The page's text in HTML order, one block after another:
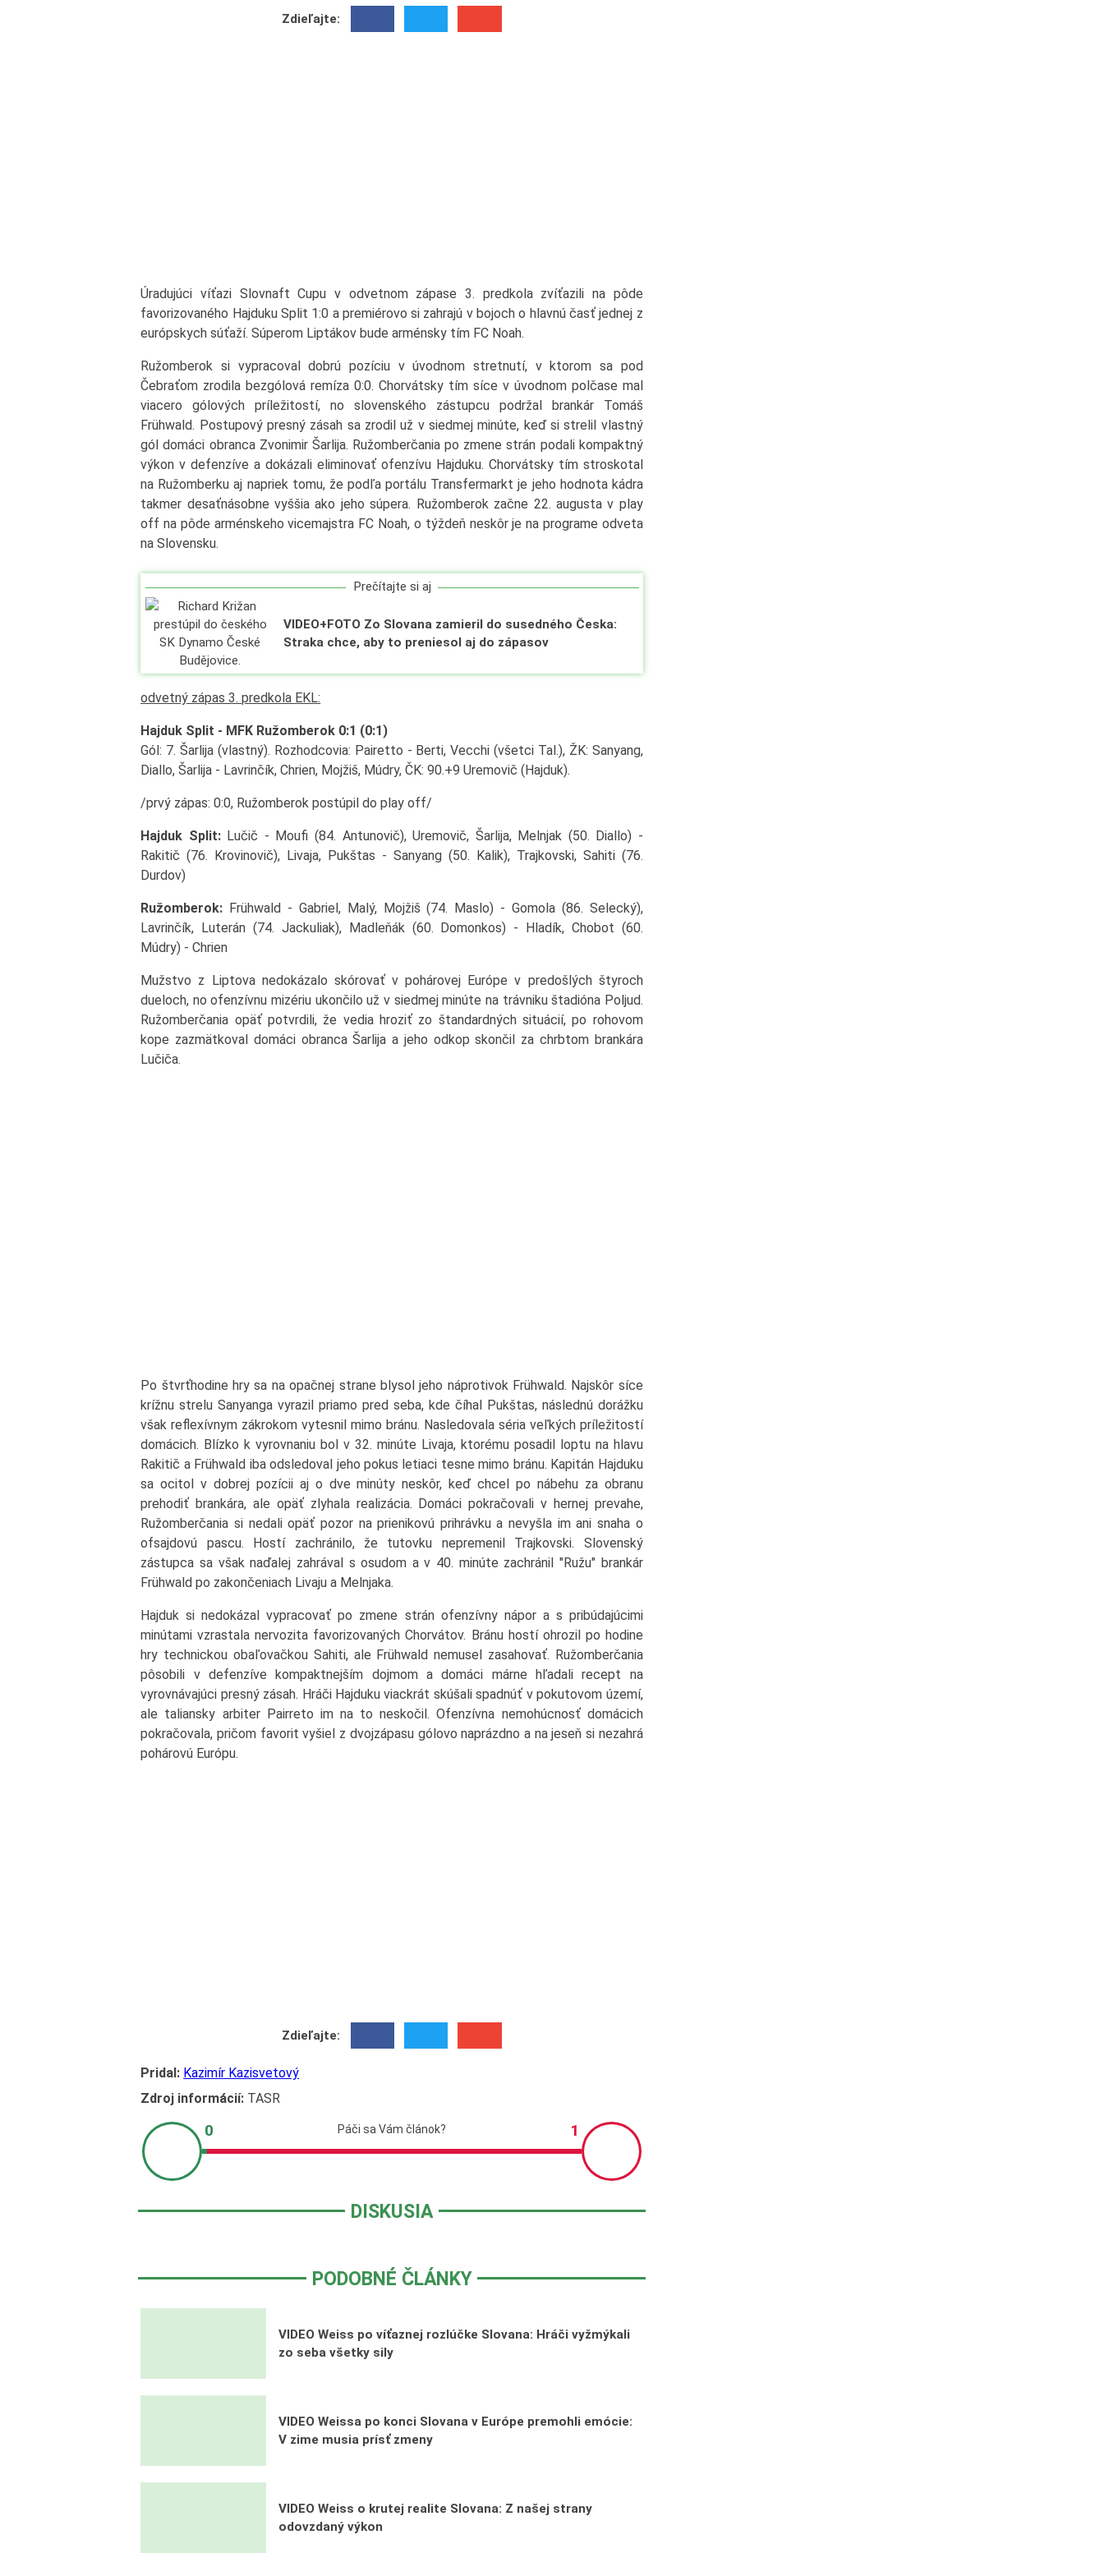
Zdieľajte:
Úradujúci víťazi Slovnaft Cupu v odvetnom zápase 3. predkola zvíťazili na pôde
favorizovaného Hajduku Split 1:0 a premiérovo si zahrajú v bojoch o hlavnú časť jednej z
európskych súťaží. Súperom Liptákov bude arménsky tím FC Noah.
Ružomberok si vypracoval dobrú pozíciu v úvodnom stretnutí, v ktorom sa pod
Čebraťom zrodila bezgólová remíza 0:0. Chorvátsky tím síce v úvodnom polčase mal
viacero gólových príležitostí, no slovenského zástupcu podržal brankár Tomáš
Frühwald. Postupový presný zásah sa zrodil už v siedmej minúte, keď si strelil vlastný
gól domáci obranca Zvonimir Šarlija. Ružomberčania po zmene strán podali kompaktný
výkon v defenzíve a dokázali eliminovať ofenzívu Hajduku. Chorvátsky tím stroskotal
na Ružomberku aj napriek tomu, že podľa portálu Transfermarkt je jeho hodnota kádra
takmer desaťnásobne vyššia ako jeho súpera. Ružomberok začne 22. augusta v play
off na pôde arménskeho vicemajstra FC Noah, o týždeň neskôr je na programe odveta
na Slovensku.
Prečítajte si aj
VIDEO+FOTO Zo Slovana zamieril do susedného Česka:
Straka chce, aby to preniesol aj do zápasov
odvetný zápas 3. predkola EKL:
Hajduk Split - MFK Ružomberok 0:1 (0:1)
Gól: 7. Šarlija (vlastný). Rozhodcovia: Pairetto - Berti, Vecchi (všetci Tal.), ŽK: Sanyang,
Diallo, Šarlija - Lavrinčík, Chrien, Mojžiš, Múdry, ČK: 90.+9 Uremovič (Hajduk).
/prvý zápas: 0:0, Ružomberok postúpil do play off/
Hajduk Split:Lučič - Moufi (84. Antunovič), Uremovič, Šarlija, Melnjak (50. Diallo) -
Rakitič (76. Krovinovič), Livaja, Pukštas - Sanyang (50. Kalik), Trajkovski, Sahiti (76.
Durdov)
Ružomberok: Frühwald - Gabriel, Malý, Mojžiš (74. Maslo) - Gomola (86. Selecký),
Lavrinčík, Luterán (74. Jackuliak), Madleňák (60. Domonkos) - Hladík, Chobot (60.
Múdry) - Chrien
Mužstvo z Liptova nedokázalo skórovať v pohárovej Európe v predošlých štyroch
dueloch, no ofenzívnu mizériu ukončilo už v siedmej minúte na trávniku štadióna Poljud.
Ružomberčania opäť potvrdili, že vedia hroziť zo štandardných situácií, po rohovom
kope zazmätkoval domáci obranca Šarlija a jeho odkop skončil za chrbtom brankára
Lučiča.
Po štvrťhodine hry sa na opačnej strane blysol jeho náprotivok Frühwald. Najskôr síce
krížnu strelu Sanyanga vyrazil priamo pred seba, kde číhal Pukštas, následnú dorážku
však reflexívnym zákrokom vytesnil mimo bránu. Nasledovala séria veľkých príležitostí
domácich. Blízko k vyrovnaniu bol v 32. minúte Livaja, ktorému posadil loptu na hlavu
Rakitič a Frühwald iba odsledoval jeho pokus letiaci tesne mimo bránu. Kapitán Hajduku
sa ocitol v dobrej pozícii aj o dve minúty neskôr, keď chcel po nábehu za obranu
prehodiť brankára, ale opäť zlyhala realizácia. Domáci pokračovali v hernej prevahe,
Ružomberčania si nedali opäť pozor na prienikovú prihrávku a nevyšla im ani snaha o
ofsajdovú pascu. Hostí zachránilo, že tutovku nepremenil Trajkovski. Slovenský
zástupca sa však naďalej zahrával s osudom a v 40. minúte zachránil "Ružu" brankár
Frühwald po zakončeniach Livaju a Melnjaka.
Hajduk si nedokázal vypracovať po zmene strán ofenzívny nápor a s pribúdajúcimi
minútami vzrastala nervozita favorizovaných Chorvátov. Bránu hostí ohrozil po hodine
hry technickou obaľovačkou Sahiti, ale Frühwald nemusel zasahovať. Ružomberčania
pôsobili v defenzíve kompaktnejším dojmom a domáci márne hľadali recept na
vyrovnávajúci presný zásah. Hráči Hajduku viackrát skúšali spadnúť v pokutovom území,
ale taliansky arbiter Pairreto im na to neskočil. Ofenzívna nemohúcnosť domácich
pokračovala, pričom favorit vyšiel z dvojzápasu gólovo naprázdno a na jeseň si nezahrá
pohárovú Európu.
Zdieľajte:
Pridal: Kazimír Kazisvetový
Zdroj informácií: TASR
DISKUSIA
PODOBNÉ ČLÁNKY
VIDEO Weiss po víťaznej rozlúčke Slovana: Hráči vyžmýkali
zo seba všetky sily
VIDEO Weissa po konci Slovana v Európe premohli emócie:
V zime musia prísť zmeny
VIDEO Weiss o krutej realite Slovana: Z našej strany
odovzdaný výkon